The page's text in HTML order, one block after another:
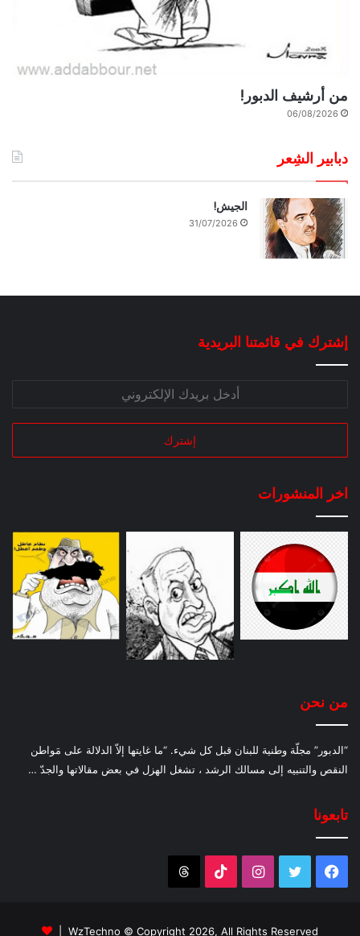
من أرشيف الدبور!
06/08/2026
دبابير الشِعر
الجيش!
31/07/2026
إشترك في قائمتنا البريدية
اخر المنشورات
من نحن
“الدبور” مجلّة وطنية للبنان قبل كل شيء. “ما غايتها إلاّ الدلالة على مَواطن
النقص والتنبيه إلى مسالك الرشد ، تشغل الهزل في بعض مقالاتها والجدّ …
تابعونا
فيسبوك تويتر انستقرام‫TikTok
WzTechno © Copyright 2026, All Rights Reserved |